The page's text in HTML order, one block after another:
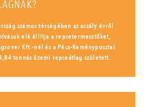
számos térségében az aszály évről
elé állítja a repcetermesztőket,
Kft.-nél és a Pécs-Reménypusztai
tonnás üzemi repceátlag született.